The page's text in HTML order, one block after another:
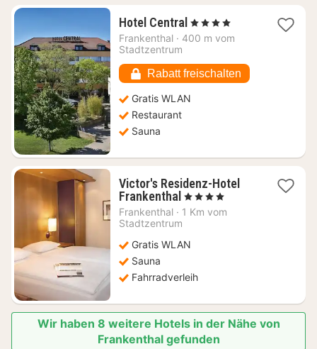
Hotel Central 1
Nacht
€
, 4 Sterne
Frankenthal · 400 m vom
Stadtzentrum
Rabatt freischalten
Gratis WLAN
Restaurant
Sauna
Victor's Residenz-Hotel
Frankenthal 1
Nacht
€
, 4 Sterne
Frankenthal · 1 Km vom
Stadtzentrum
Gratis WLAN
Sauna
Fahrradverleih
Wir haben 8 weitere Hotels in der Nähe von
Frankenthal gefunden